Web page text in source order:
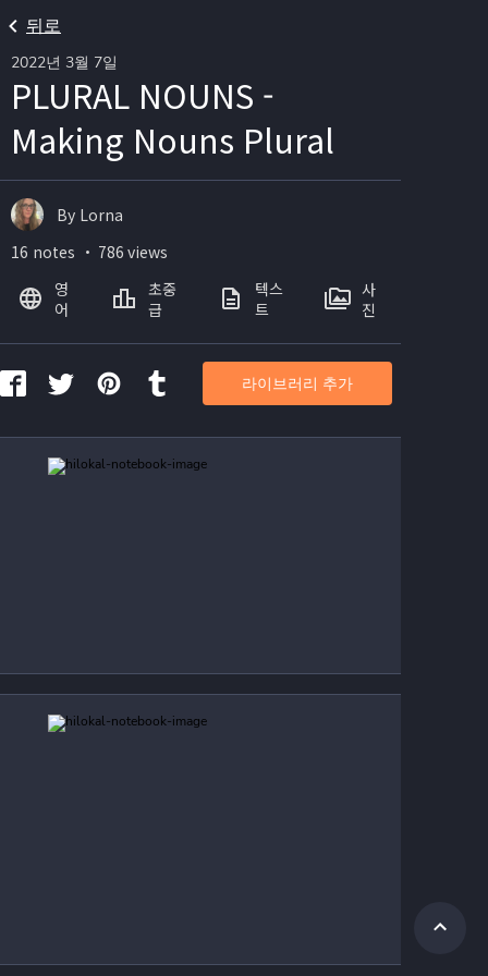
뒤로
2022년 3월 7일
PLURAL NOUNS -
Making Nouns Plural
By Lorna
16 notes ・ 786 views
영
어
초중
급
텍스
트
사
진
라이브러리 추가